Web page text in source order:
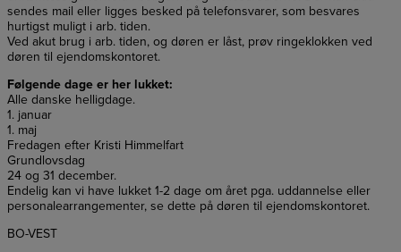
sendes mail eller ligges besked på telefonsvarer, som besvares
hurtigst muligt i arb. tiden.
Ved akut brug i arb. tiden, og døren er låst, prøv ringeklokken ved
døren til ejendomskontoret.
Følgende dage er her lukket:
Alle danske helligdage.
1. januar
1. maj
Fredagen efter Kristi Himmelfart
Grundlovsdag
24 og 31 december.
Endelig kan vi have lukket 1-2 dage om året pga. uddannelse eller
personalearrangementer, se dette på døren til ejendomskontoret.
BO-VEST